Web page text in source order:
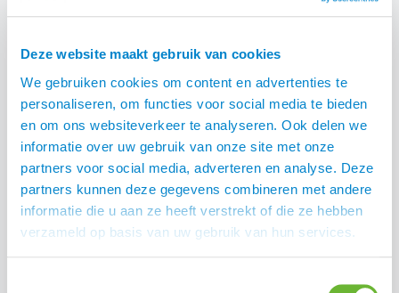
Deze website maakt gebruik van cookies
We gebruiken cookies om content en advertenties te
personaliseren, om functies voor social media te bieden
en om ons websiteverkeer te analyseren. Ook delen we
informatie over uw gebruik van onze site met onze
partners voor social media, adverteren en analyse. Deze
partners kunnen deze gegevens combineren met andere
informatie die u aan ze heeft verstrekt of die ze hebben
verzameld op basis van uw gebruik van hun services.
niveau te tillen. Wil jij jouw paard(en) graag zo gezond
rantsoen samen te stellen? Devoedingsexperts van
Vitalbixhelpen jou graag!
Deze blog is geschreven n.a.v. een artikel in De Hippische
Ondernemer, maart 2026.
Vragen over hoe je kan besparen op de
ruwvoerkosten van je paard?
En kennen wij het antwoord niet, dan schromen we er